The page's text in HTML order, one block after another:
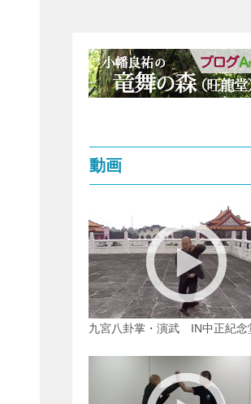
動画
九宮八卦掌・演武 IN中正紀念